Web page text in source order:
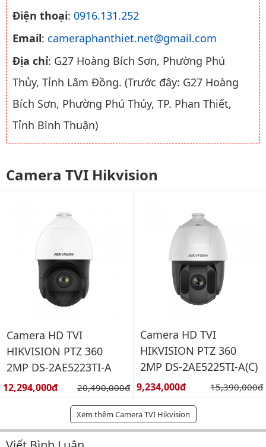
Điện thoại: 0916.131.252
Email: cameraphanthiet.net@gmail.com
Địa chỉ: G27 Hoàng Bích Sơn, Phường Phú
Thủy, Tỉnh Lâm Đồng. (Trước đây: G27 Hoàng
Bích Sơn, Phường Phú Thủy, TP. Phan Thiết,
Tỉnh Bình Thuận)
Camera TVI Hikvision
Camera HD TVI
HIKVISION PTZ 360
2MP DS-2AE5223TI-A
Giá bán:
12,294,000đ Giá gốc:
20,490,000đ
Camera HD TVI
HIKVISION PTZ 360
2MP DS-2AE5225TI-A(C)
Giá bán:
9,234,000đ Giá gốc:
15,390,000đ
Xem thêm Camera TVI Hikvision